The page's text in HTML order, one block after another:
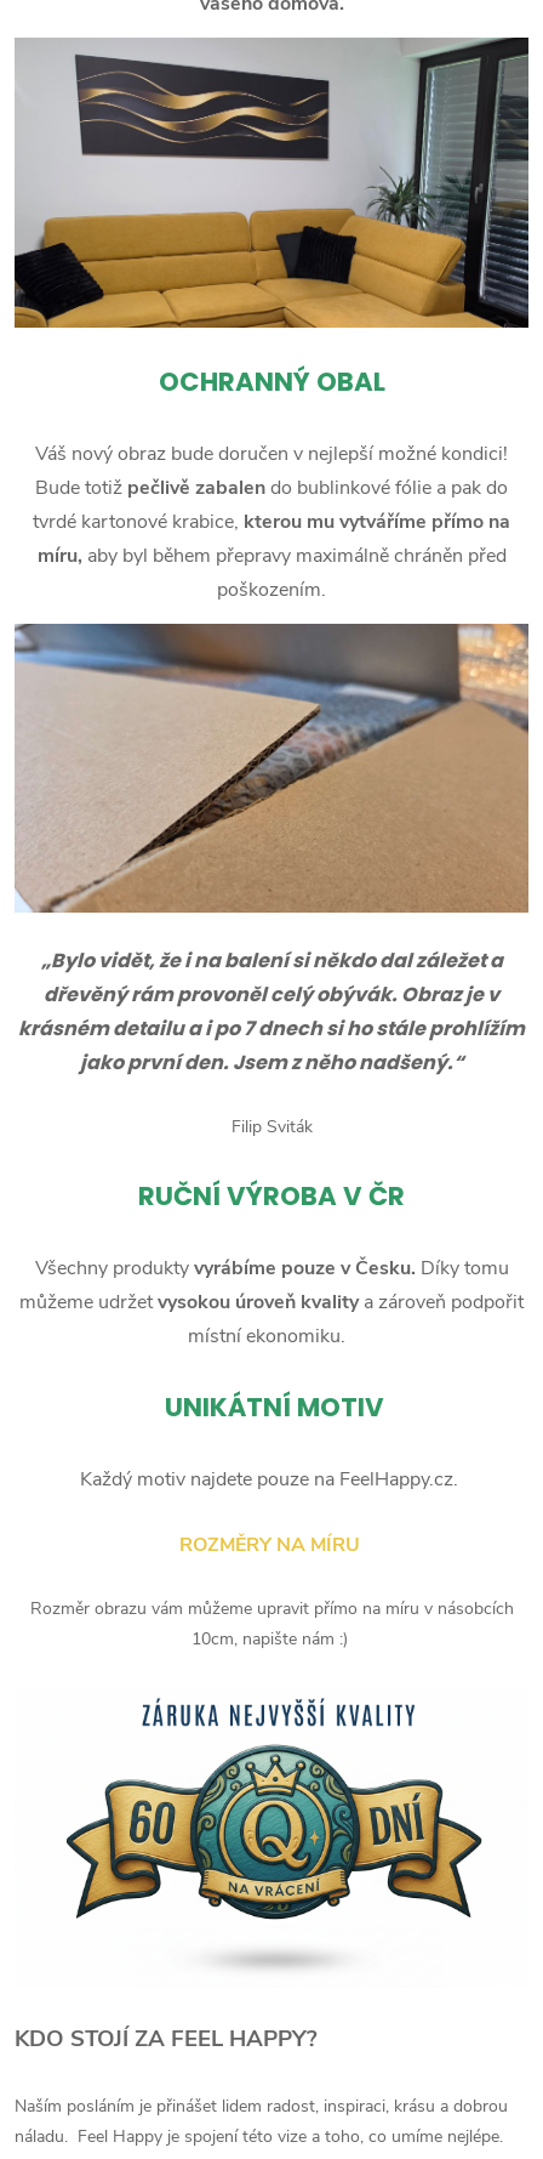
OCHRANNÝ OBAL
Váš nový obraz bude doručen v nejlepší možné kondici!
Bude totiž pečlivě zabalendo bublinkové fólie a pak do
tvrdé kartonové krabice, kterou mu vytváříme přímo na
míru, aby byl během přepravy maximálně chráněn před
poškozením.
„Bylo vidět, že i na balení si někdo dal záležet a
dřevěný rám provoněl celý obývák. Obraz je v
krásném detailu a i po 7 dnech si ho stále prohlížím
jako první den. Jsem z něho nadšený.“
Filip Sviták
RUČNÍ VÝROBA V ČR
Všechny produktyvyrábíme pouze v Česku. Díky tomu
můžeme udržetvysokou úroveň kvalitya zároveň podpořit
místní ekonomiku.
UNIKÁTNÍ MOTIV
Každý motiv najdete pouze na FeelHappy.cz.
ROZMĚRY NA MÍRU
Rozměr obrazu vám můžeme upravit přímo na míru v násobcích
10cm, napište nám :)
KDO STOJÍ ZA FEEL HAPPY?
Naším posláním je přinášet lidem radost, inspiraci, krásu a dobrou
náladu. Feel Happy je spojení této vize a toho, co umíme nejlépe.